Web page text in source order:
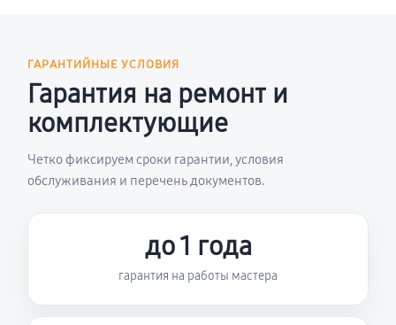
ГАРАНТИЙНЫЕ УСЛОВИЯ
Гарантия на ремонт и
комплектующие
Четко фиксируем сроки гарантии, условия
обслуживания и перечень документов.
до 1 года
гарантия на работы мастера